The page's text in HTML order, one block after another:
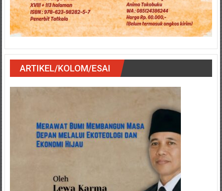
ARTIKEL/KOLOM/ESAI